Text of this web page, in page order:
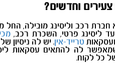
וחדשים?
רכב וליסינג מובילה, החל
ליסינג פרטי, השכרת רכב,
ועסקאות טרייד-אין
לה להתאים עסקאות
כל לקוח.